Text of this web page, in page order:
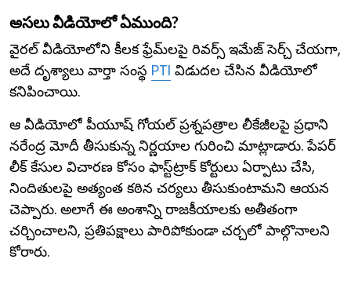
అసలు వీడియోలో ఏముంది?
వైరల్ వీడియోలోని కీలక ఫ్రేమ్‌లపై రివర్స్ ఇమేజ్ సెర్చ్ చేయగా,
అదే దృశ్యాలు వార్తా సంస్థ PTI విడుదల చేసిన వీడియోలో
కనిపించాయి.
ఆ వీడియోలో పీయూష్ గోయల్ ప్రశ్నపత్రాల లీకేజీలపై ప్రధాని
నరేంద్ర మోదీ తీసుకున్న నిర్ణయాల గురించి మాట్లాడారు. పేపర్
లీక్ కేసుల విచారణ కోసం ఫాస్ట్‌ట్రాక్ కోర్టులు ఏర్పాటు చేసి,
నిందితులపై అత్యంత కఠిన చర్యలు తీసుకుంటామని ఆయన
చెప్పారు. అలాగే ఈ అంశాన్ని రాజకీయాలకు అతీతంగా
చర్చించాలని, ప్రతిపక్షాలు పారిపోకుండా చర్చలో పాల్గొనాలని
కోరారు.